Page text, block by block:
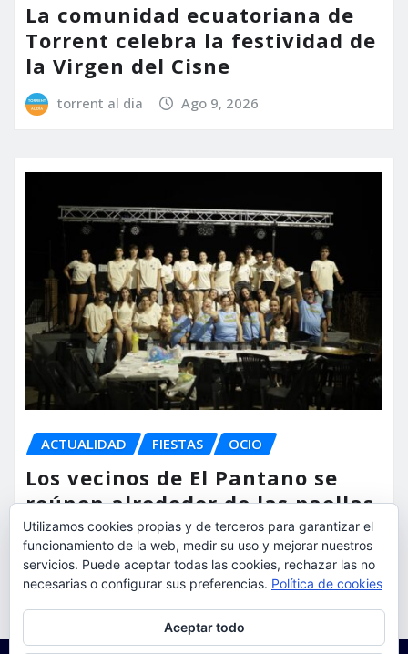
La comunidad ecuatoriana de
Torrent celebra la festividad de
la Virgen del Cisne
torrent al dia Ago 9, 2026
ACTUALIDAD FIESTAS OCIO
Los vecinos de El Pantano se
reúnen alrededor de las paellas
para celebrar sus fiestas
torrent al dia Ago 9, 2026
Utilizamos cookies propias y de terceros para garantizar el
funcionamiento de la web, medir su uso y mejorar nuestros
servicios. Puede aceptar todas las cookies, rechazar las no
necesarias o configurar sus preferencias. Política de cookies
Aceptar todo